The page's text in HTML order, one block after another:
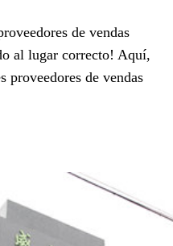
de vendas
al lugar correcto! Aquí,
proveedores de vendas